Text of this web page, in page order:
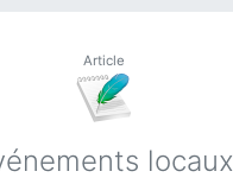
Article
locaux